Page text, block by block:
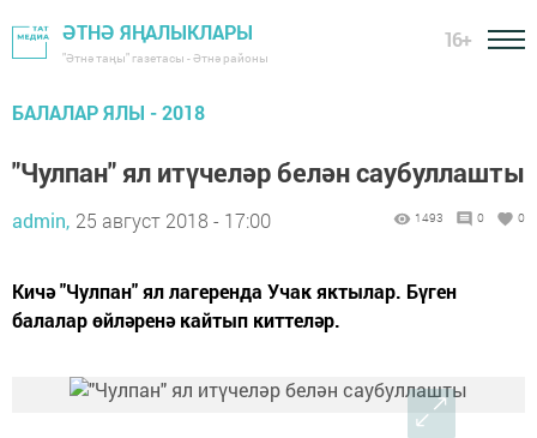
ӘТНӘ ЯҢАЛЫКЛАРЫ
"Әтнә таңы" газетасы - Әтнә районы
16+
БАЛАЛАР ЯЛЫ - 2018
"Чулпан" ял итүчеләр белән саубуллашты
admin, 25 август 2018 - 17:00 1493 0 0
Кичә "Чулпан" ял лагеренда Учак яктылар. Бүген
балалар өйләренә кайтып киттеләр.